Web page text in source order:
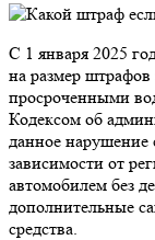
С 1 января 2025
на размер штрафов
просроченными
Кодексом об
данное нарушение
зависимости от
автомобилем без
дополнительные
средства.